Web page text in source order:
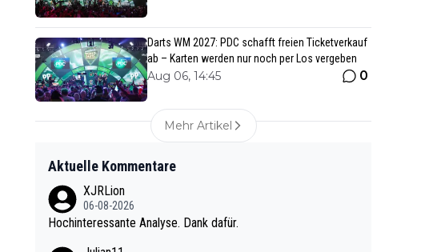
Darts WM 2027: PDC schafft freien Ticketverkauf
ab – Karten werden nur noch per Los vergeben
Aug 06, 14:45 0
Mehr Artikel
Aktuelle Kommentare
XJRLion
06-08-2026
Hochinteressante Analyse. Dank dafür.